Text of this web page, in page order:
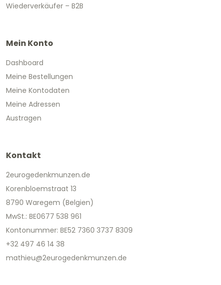
Wiederverkäufer – B2B
Mein Konto
Dashboard
Meine Bestellungen
Meine Kontodaten
Meine Adressen
Austragen
Kontakt
2eurogedenkmunzen.de
Korenbloemstraat 13
8790 Waregem (Belgien)
MwSt.: BE0677 538 961
Kontonummer: BE52 7360 3737 8309
+32 497 46 14 38
mathieu@2eurogedenkmunzen.de